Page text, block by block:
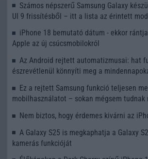
Számos népszerű Samsung Galaxy
UI 9 frissítésből – itt a lista az érintett
iPhone 18 bemutató dátum - ekkor
Apple az új csúcsmobilokról
Az Android rejtett automatizmusai: hat
észrevétlenül könnyíti meg a
Ez a rejtett Samsung funkció teljesen
mobilhasználatot – sokan mégsem tudnak
Nem biztos, hogy érdemes kivárni az
A Galaxy S25 is megkaphatja a Galaxy
kamerás funkcióját